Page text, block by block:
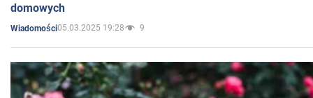
domowych
Wiadomości05.03.2025 19:28 9